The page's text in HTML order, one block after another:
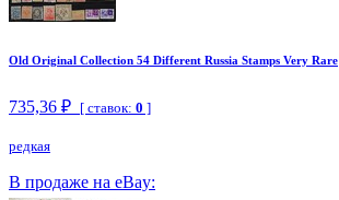
Old Original Collection 54 Different Russia Stamps Very Rare
735,36 ₽ [ ставок: 0 ]
редкая
В продаже на eBay: